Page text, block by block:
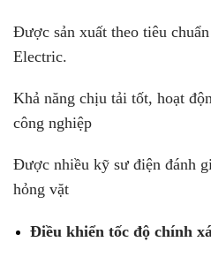
Được sản xuất theo tiêu
Electric.
Khả năng chịu tải tốt, hoạt
công nghiệp
Được nhiều kỹ sư điện đánh
hỏng vặt
Điều khiển tốc độ chính